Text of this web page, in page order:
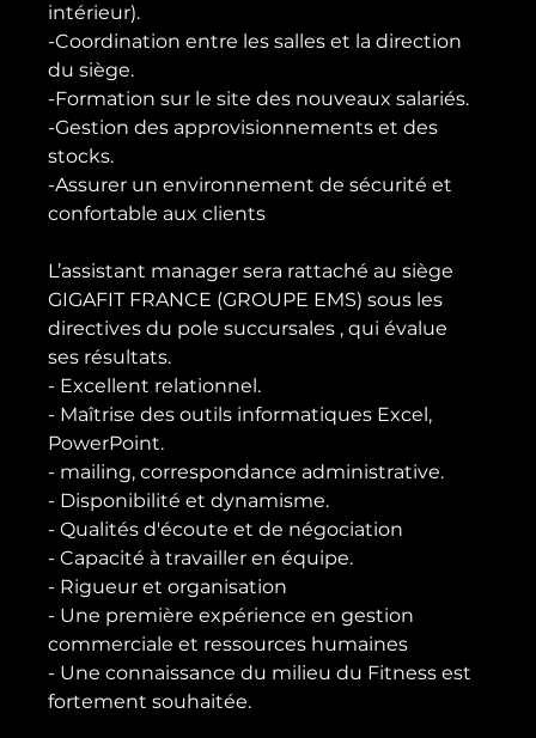
intérieur).
-Coordination entre les salles et la direction
du siège.
-Formation sur le site des nouveaux salariés.
-Gestion des approvisionnements et des
stocks.
-Assurer un environnement de sécurité et
confortable aux clients
L’assistant manager sera rattaché au siège
GIGAFIT FRANCE (GROUPE EMS) sous les
directives du pole succursales , qui évalue
ses résultats.
- Excellent relationnel.
- Maîtrise des outils informatiques Excel,
PowerPoint.
- mailing, correspondance administrative.
- Disponibilité et dynamisme.
- Qualités d'écoute et de négociation
- Capacité à travailler en équipe.
- Rigueur et organisation
- Une première expérience en gestion
commerciale et ressources humaines
- Une connaissance du milieu du Fitness est
fortement souhaitée.